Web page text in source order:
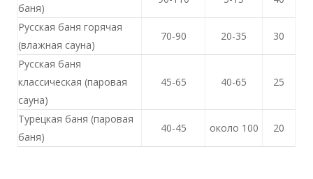
баня)
Русская баня горячая
(влажная сауна)
70-90 20-35 30
Русская баня
классическая (паровая
сауна)
45-65 40-65 25
Турецкая баня (паровая
баня)
40-45 около 100 20